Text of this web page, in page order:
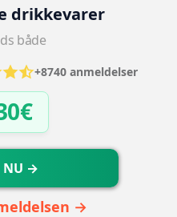
drikkevarer
både
+8740 anmeldelser
NU →
→